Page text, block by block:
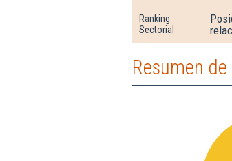
Ranking
Sectorial
Resumen